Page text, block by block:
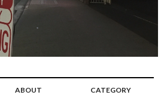
ABOUT CATEGORY